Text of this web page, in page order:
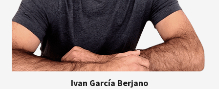
Ivan García Berjano